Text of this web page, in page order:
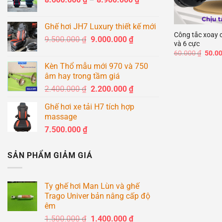
8.600.000 ₫
8.900.000 ₫
Ghế hơi JH7 Luxury thiết kế mới
9.500.000₫ Giá
9.500.000 ₫.
9.000.000 ₫Giá
là:
Kèn Thổ mẫu mới 970 và 750
âm hay trong tầm giá
2.400.000₫ Giá
là:
2.200.000 ₫Giá
tại
Ghế hơi xe tải H7 tích hợp
massage
7.500.000 ₫
SẢN PHẨM GIẢM GIÁ
Ty ghế hơi Man Lùn và ghế
Trago Univer bản nâng cấp độ
êm
1.500.000₫ Giá
1.400.000 ₫Giá
+
Công tắc xoay
và 6 cực
60.000₫ Giá